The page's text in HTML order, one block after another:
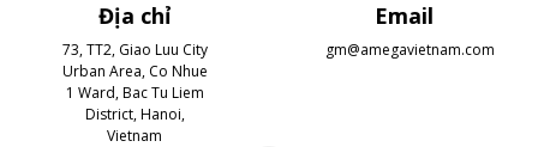
Địa chỉ
73, TT2, Giao Luu City
Urban Area, Co Nhue
1 Ward, Bac Tu Liem
District, Hanoi,
Vietnam
Email
gm@amegavietnam.com